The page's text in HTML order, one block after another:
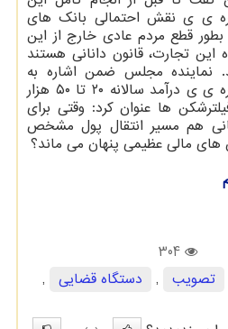
ی ی نقش احتمالی بانک های
قطع مردم عادی خارج از این
تجارت، قانون دانانی هستند
نماینده مجلس ضمن اشاره به
برآوردهای اعلام شده درباره ی ی درآمد سالانه ۲۰ تا ۵۰ هزار
ها عنوان کرد: وقتی برای
هم مسیر انتقال پول مشخص
مالی عظیمی پنهان می ماند؟
304
تصویب , دستگاه قضایی
,